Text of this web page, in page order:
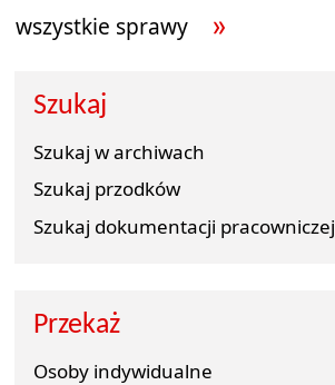
wszystkie sprawy
Szukaj
Szukaj w archiwach
Szukaj przodków
Szukaj dokumentacji pracowniczej
Przekaż
Osoby indywidualne